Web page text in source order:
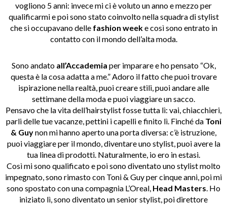
vogliono 5 anni: invece mi ci è voluto un anno e mezzo per
qualificarmi e poi sono stato coinvolto nella squadra di stylist
che si occupavano delle fashion weeke così sono entrato in
contatto con il mondo dell’alta moda.
Sono andato all’Accademia per imparare e ho pensato “Ok,
questa è la cosa adatta a me.” Adoro il fatto che puoi trovare
ispirazione nella realtà, puoi creare stili, puoi andare alle
settimane della moda e puoi viaggiare un sacco.
Pensavo che la vita dell’hairstylist fosse tutta lì: vai, chiacchieri,
parli delle tue vacanze, pettini i capelli e finito lì. Finché da Toni
& Guynon mi hanno aperto una porta diversa: c’è istruzione,
puoi viaggiare per il mondo, diventare uno stylist, puoi avere la
tua linea di prodotti. Naturalmente, io ero in estasi.
Così mi sono qualificato e poi sono diventato uno stylist molto
impegnato, sono rimasto con Toni & Guy per cinque anni, poi mi
sono spostato con una compagnia L’Oreal, Head Masters. Ho
iniziato lì, sono diventato un senior stylist, poi direttore